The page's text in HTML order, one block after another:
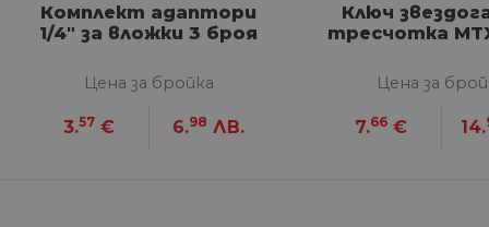
Комплект адаптори
1/4" за вложки 3 броя
Цена за бройка
3.57 € 6.98 ЛВ.
Ключ
тресчотка
Цена за
7.66 € 14.
Google Privacy